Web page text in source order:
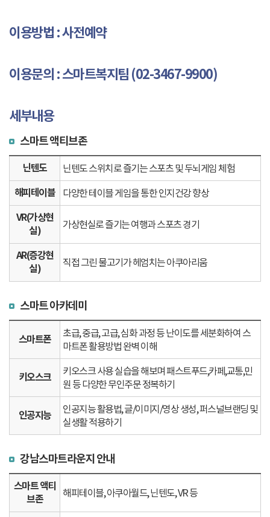
이용방법 : 사전예약
이용문의 : 스마트복지팀 (02-3467-9900)
세부내용
스마트 액티브존
닌텐도 닌텐도 스위치로 즐기는 스포츠 및 두뇌게임 체험
해피테이블 다양한 테이블 게임을 통한 인지건강 향상
VR(가상현
실)
가상현실로 즐기는 여행과 스포츠 경기
AR(증강현
실)
직접 그린 물고기가 헤엄치는 아쿠아리움
스마트 아카데미
스마트폰
초급, 중급, 고급, 심화 과정 등 난이도를 세분화하여 스
마트폰 활용방법 완벽 이해
키오스크
키오스크 사용 실습을 해보며 패스트푸드,카페,교통,민
원 등 다양한 무인주문 정복하기
인공지능
인공지능 활용법, 글/이미지/영상 생성, 퍼스널브랜딩 및
실생활 적용하기
강남스마트라운지 안내
스마트 액티
브존
해피테이블, 아쿠아월드, 닌텐도, VR 등